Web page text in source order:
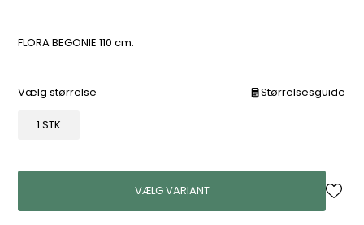
FLORA BEGONIE 110 cm.
Vælg størrelse Størrelsesguide
1 STK
VÆLG VARIANT